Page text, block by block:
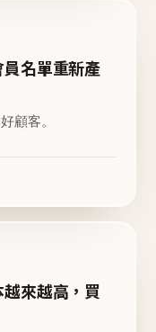
名單重新產
顧客。
來越高，買